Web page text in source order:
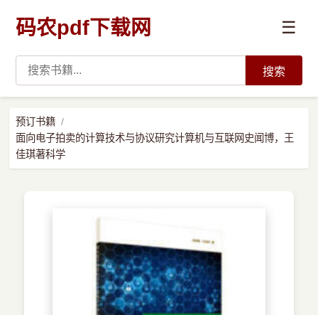
码农pdf下载网 ☰
数据科学与人工智能
搜索
预订书籍
面向电子拍卖的计算技术与协议研究计算机与互联网史闻博，王
佳琪著科学